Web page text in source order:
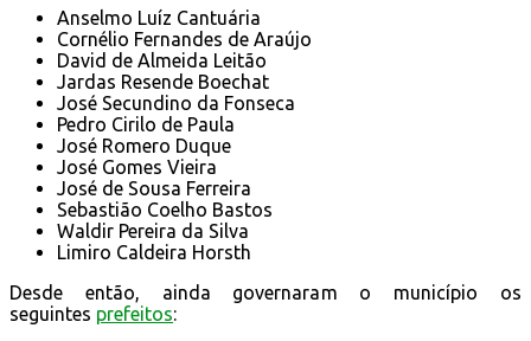
Anselmo Luíz Cantuária
Cornélio Fernandes de Araújo
David de Almeida Leitão
Jardas Resende Boechat
José Secundino da Fonseca
Pedro Cirilo de Paula
José Romero Duque
José Gomes Vieira
José de Sousa Ferreira
Sebastião Coelho Bastos
Waldir Pereira da Silva
Limiro Caldeira Horsth
Desde então, ainda governaram o município os
seguintes prefeitos: